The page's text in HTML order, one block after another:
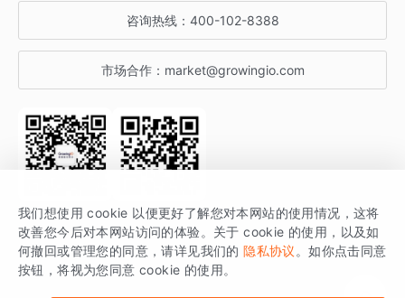
增长博客
开发者文档
SDK 文档
场景指南
增长大会
行业活动
咨询热线： 400-102-8388
市场合作： market@growingio.com
关注公众号 获取更多干货
GrowingIO 是专注于数据智能分析与增长的品牌，核心平台为 GrowingIO
分析云。
我们想使用 cookie 以便更好了解您对本网站的使用情况，这将
改善您今后对本网站访问的体验。关于 cookie 的使用，以及如
何撤回或管理您的同意，请详见我们的 隐私协议 。如你点击同意
按钮，将视为您同意 cookie 的使用。